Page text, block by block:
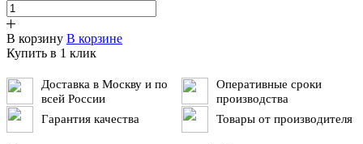
В корзину В корзине
Купить в 1 клик
Доставка в Москву и по
всей России
Оперативные сроки
производства
Гарантия качества
Товары от производителя